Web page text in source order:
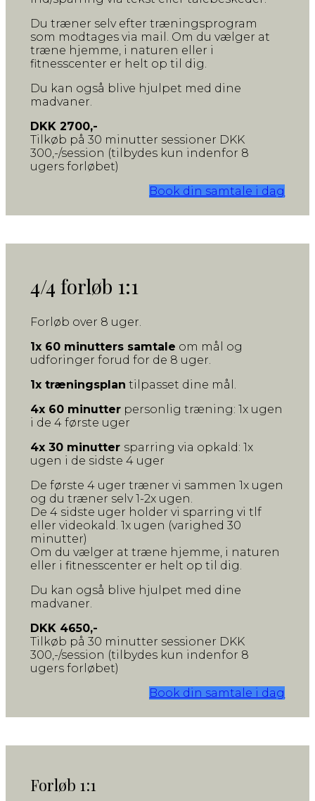
Du træner selv efter træningsprogram
som modtages via mail. Om du vælger at
træne hjemme, i naturen eller i
fitnesscenter er helt op til dig.
Du kan også blive hjulpet med dine
madvaner.
DKK 2700,-
Tilkøb på 30 minutter sessioner DKK
300,-/session (tilbydes kun indenfor 8
ugers forløbet)
Book din samtale i dag
4/4 forløb 1:1
Forløb over 8 uger.
1x 60 minutters samtale om mål og
udforinger forud for de 8 uger.
1x træningsplan tilpasset dine mål.
4x 60 minutterpersonlig træning: 1x ugen
i de 4 første uger
4x 30 minutter sparring via opkald: 1x
ugen i de sidste 4 uger
De første 4 uger træner vi sammen 1x ugen
og du træner selv 1-2x ugen.
De 4 sidste uger holder vi sparring vi tlf
eller videokald. 1x ugen (varighed 30
minutter)
Om du vælger at træne hjemme, i naturen
eller i fitnesscenter er helt op til dig.
Du kan også blive hjulpet med dine
madvaner.
DKK 4650,-
Tilkøb på 30 minutter sessioner DKK
300,-/session (tilbydes kun indenfor 8
ugers forløbet)
Book din samtale i dag
Forløb 1:1